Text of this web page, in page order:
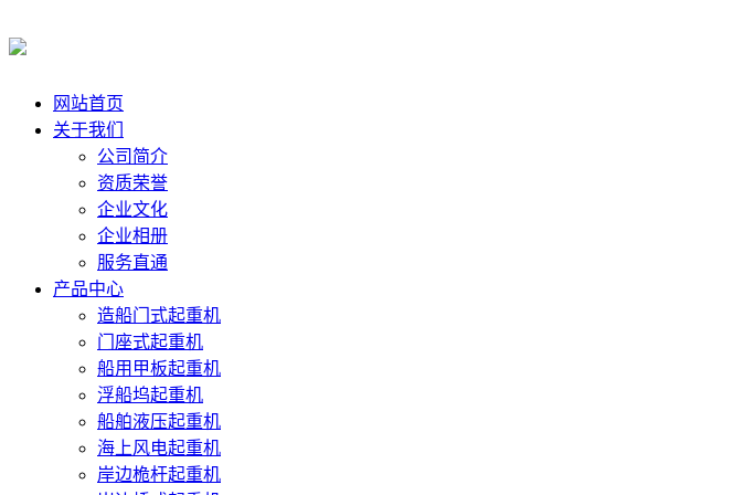
网站首页
关于我们
公司简介
资质荣誉
企业文化
企业相册
服务直通
产品中心
造船门式起重机
门座式起重机
船用甲板起重机
浮船坞起重机
船舶液压起重机
海上风电起重机
岸边桅杆起重机